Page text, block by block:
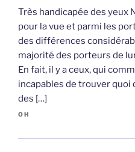
Très handicapée des yeux
pour la vue et parmi les
des différences
majorité des porteurs de
En fait, il y a ceux, qui
incapables de trouver quoi
des […]
OH